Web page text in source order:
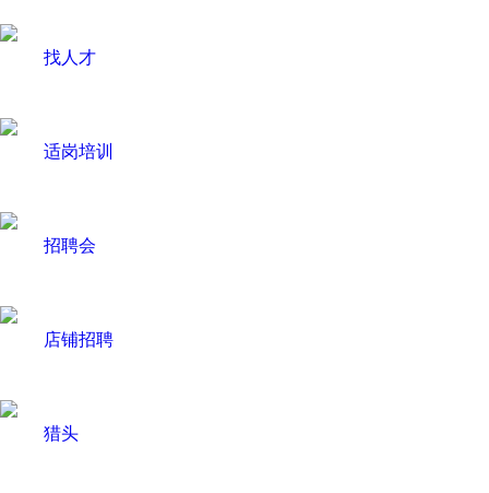
找人才
适岗培训
招聘会
店铺招聘
猎头